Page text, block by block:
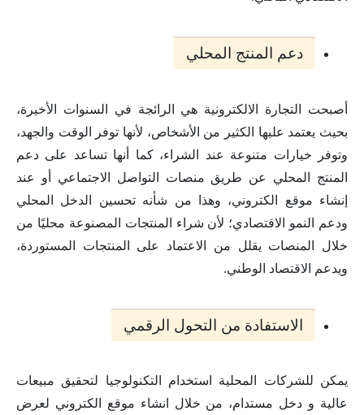
دعم المنتج المحلي
أصبحت التجارة الالكترونية هي الرائجة في السنوات الأخيرة،
بحيث يعتمد عليها الكثير من الأشخاص، لأنها توفر الوقت والجهد،
وتوفر خيارات متنوعة عند الشراء، كما أنها تساعد على دعم
المنتج المحلي عن طريق منصات التواصل الاجتماعي أو عند
إنشاء موقع الكتروني، وهذا من شأنه تحسين الدخل المحلي
ودعم النمو الاقتصادي؛ لأن شراء المنتجات المصنوعة محليًا من
خلال المنصات يقلل من الاعتماد على المنتجات المستوردة،
ويدعم الاقتصاد الوطني.
الاستفادة من التحول الرقمي
يمكن للشركات المحلية استخدام التكنولوجيا لتحقيق مبيعات
عالية و دخل مستدام، من خلال انشاء موقع الكتروني لعرض